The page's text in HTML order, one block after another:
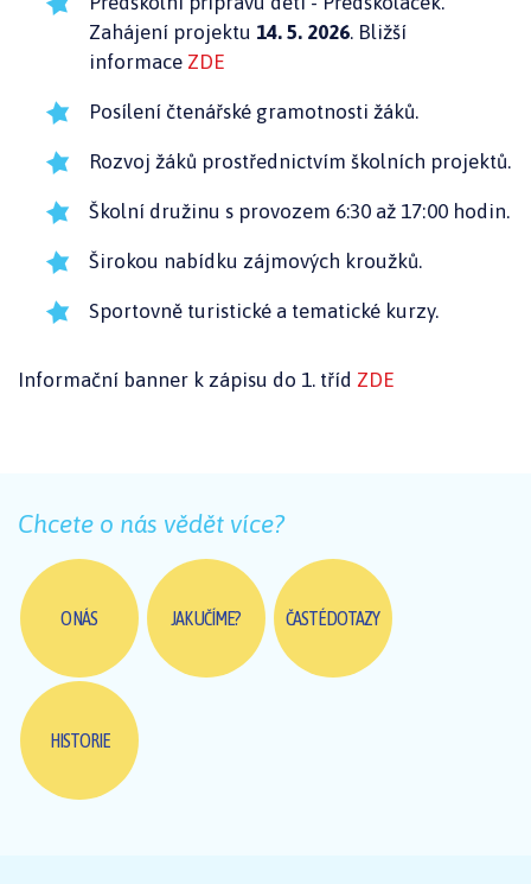
Zahájení projektu 14. 5. 2026. Bližší
informace ZDE
Posílení čtenářské gramotnosti žáků.
Rozvoj žáků prostřednictvím školních projektů.
Školní družinu s provozem 6:30 až 17:00 hodin.
Širokou nabídku zájmových kroužků.
Sportovně turistické a tematické kurzy.
Informační banner k zápisu do 1. tříd ZDE
Chcete o nás vědět více?
O NÁS JAK UČÍME? ČASTÉ DOTAZY
HISTORIE